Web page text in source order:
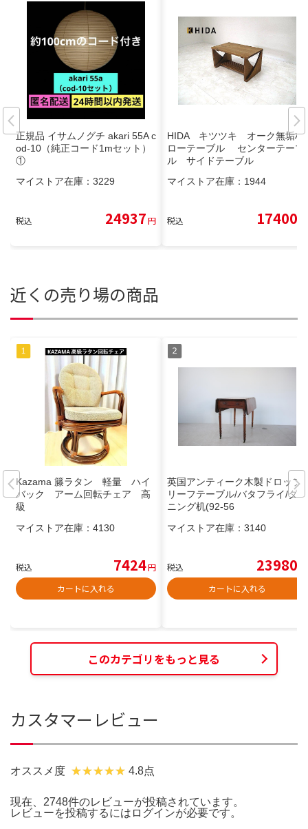
正規品 イサムノグチ akari 55A c
od-10（純正コード1mセット）
①
マイストア在庫： 3229
税込 24937円
HIDA キツツキ オーク無垢材
ローテーブル センターテーブ
ル サイドテーブル
マイストア在庫： 1944
税込 17400
近くの売り場の商品
Kazama 籐ラタン 軽量 ハイ
バック アーム回転チェア 高
級
マイストア在庫： 4130
税込 7424円
カートに入れる
英国アンティーク木製ドロップ
リーフテーブル/バタフライ/ダイ
ニング机(92-56
マイストア在庫： 3140
税込 23980
カートに入れる
このカテゴリをもっと見る
カスタマーレビュー
オススメ度 4.8点
現在、2748件のレビューが投稿されています。
レビューを投稿するには ログインが必要です。